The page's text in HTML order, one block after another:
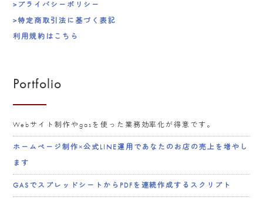
>プライバシーポリシー
>特定商取引法に基づく表記
利用規約はこちら
Portfolio
Webサイト制作やgasを使った業務効率化が得意です。
ホームページ制作×公式LINE運用であなたのお店の売上を増やし
ます
GASでスプレッドシートからPDFを連続作成するスクリプト